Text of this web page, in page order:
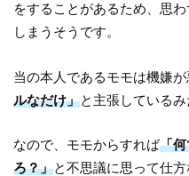
をすることがあるため、思
しまうそうです。
当の本人であるモモは機嫌
ルなだけ」と主張しているみ
なので、モモからすれば「
ろ？」と不思議に思って仕方